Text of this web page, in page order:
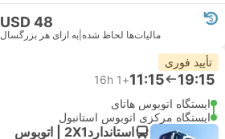
USD 48
مالیات‌ها لحاظ شده به ازای هر بزرگسال
تأیید فوری
19:15
11:15
+1
16h
ایستگاه اتوبوس هاتای
ایستگاه مرکزی اتوبوس استانبول
استاندارد2X1 | اتوبوس